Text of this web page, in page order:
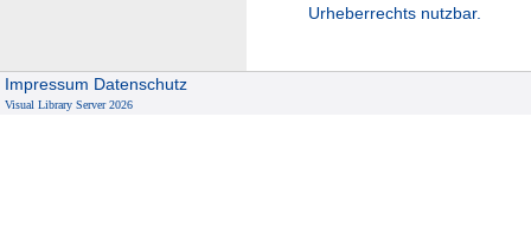
Urheberrechts nutzbar.
Impressum Datenschutz
Visual Library Server 2026